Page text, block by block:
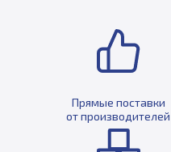
Прямые поставки
от производителей